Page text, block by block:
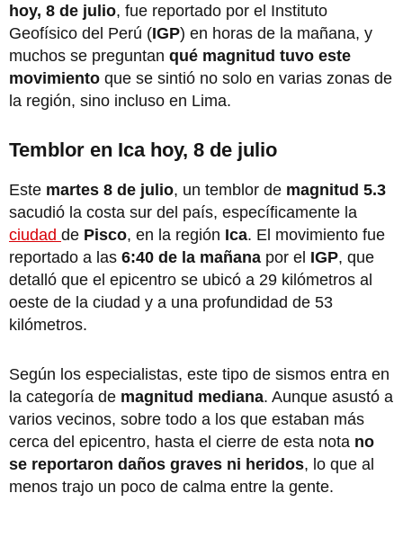
hoy, 8 de julio, fue reportado por el Instituto
Geofísico del Perú (IGP) en horas de la mañana, y
muchos se preguntan qué magnitud tuvo este
movimiento que se sintió no solo en varias zonas de
la región, sino incluso en Lima.
Temblor en Ica hoy, 8 de julio
Este martes 8 de julio, un temblor de magnitud 5.3
sacudió la costa sur del país, específicamente la
ciudad de Pisco, en la región Ica. El movimiento fue
reportado a las 6:40 de la mañana por el IGP, que
detalló que el epicentro se ubicó a 29 kilómetros al
oeste de la ciudad y a una profundidad de 53
kilómetros.
Según los especialistas, este tipo de sismos entra en
la categoría de magnitud mediana. Aunque asustó a
varios vecinos, sobre todo a los que estaban más
cerca del epicentro, hasta el cierre de esta nota no
se reportaron daños graves ni heridos, lo que al
menos trajo un poco de calma entre la gente.